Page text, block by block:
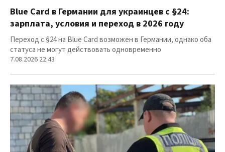
Blue Card в Германии для украинцев с §24:
зарплата, условия и переход в 2026 году
Переход с §24 на Blue Card возможен в Германии, однако оба
статуса не могут действовать одновременно
7.08.2026 22:43